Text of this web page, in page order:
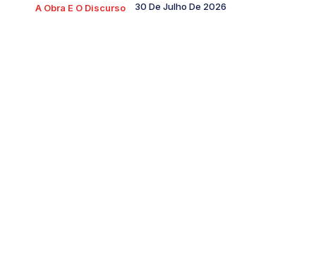
A Obra E O Discurso 30 De Julho De 2026